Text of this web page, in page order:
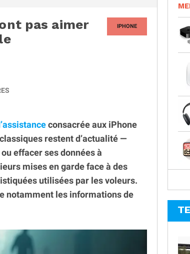
IPHONE
pas aimer
consacrée aux iPhone
restent d’actualité —
effacer ses données à
mises en garde face à des
utilisées par les voleurs.
notamment les informations de